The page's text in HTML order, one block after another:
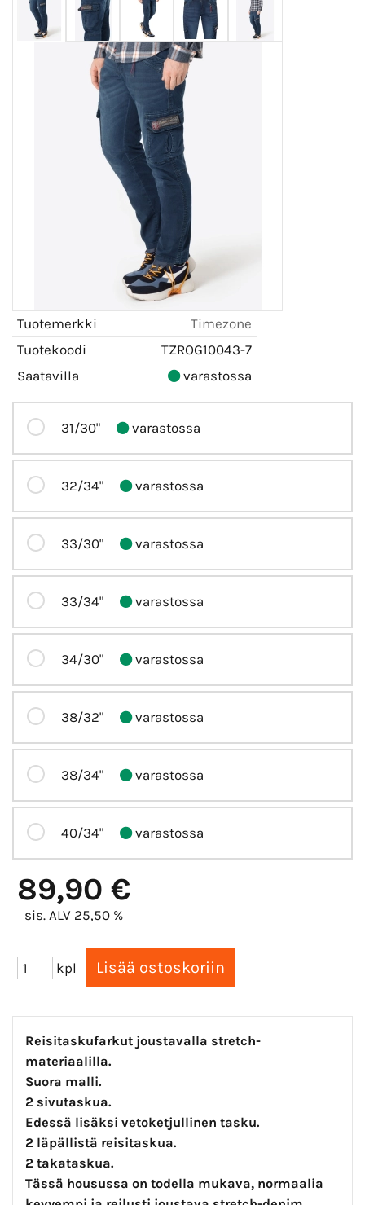
Tuotemerkki
Timezone
Tuotekoodi
TZROG10043-7
Saatavilla
varastossa
31/30" varastossa
32/34" varastossa
33/30" varastossa
33/34" varastossa
34/30" varastossa
38/32" varastossa
38/34" varastossa
40/34" varastossa
89,90 €
sis. ALV 25,50 %
kpl
Reisitaskufarkut joustavalla stretch-
materiaalilla.
Suora malli.
2 sivutaskua.
Edessä lisäksi vetoketjullinen tasku.
2 läpällistä reisitaskua.
2 takataskua.
Tässä housussa on todella mukava, normaalia